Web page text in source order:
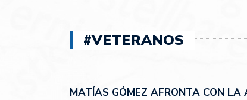
#VETERANOS
MATÍAS GÓMEZ AFRONTA CON LA